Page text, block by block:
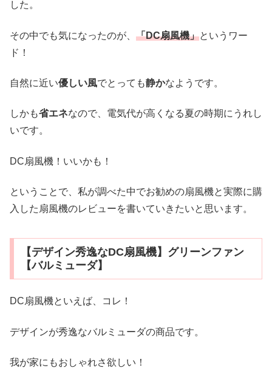
した。
その中でも気になったのが、 「DC扇風機」というワー
ド！
自然に近い優しい風でとっても静かなようです。
しかも省エネなので、電気代が高くなる夏の時期にうれし
いです。
DC扇風機！いいかも！
ということで、私が調べた中でお勧めの扇風機と実際に購
入した扇風機のレビューを書いていきたいと思います。
【デザイン秀逸なDC扇風機】グリーンファン
【バルミューダ】
DC扇風機といえば、コレ！
デザインが秀逸なバルミューダの商品です。
我が家にもおしゃれさ欲しい！